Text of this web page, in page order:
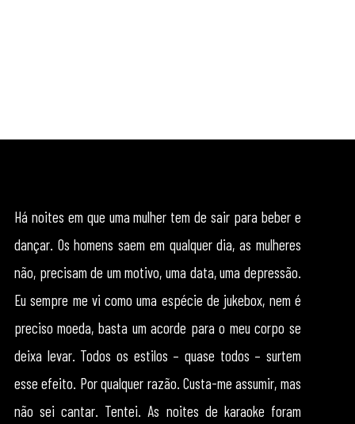
Há noites em que uma mulher tem de sair para beber e
dançar. Os homens saem em qualquer dia, as mulheres
não, precisam de um motivo, uma data, uma depressão.
Eu sempre me vi como uma espécie de jukebox, nem é
preciso moeda, basta um acorde para o meu corpo se
deixa levar. Todos os estilos – quase todos – surtem
esse efeito. Por qualquer razão. Custa-me assumir, mas
não sei cantar. Tentei. As noites de karaoke foram